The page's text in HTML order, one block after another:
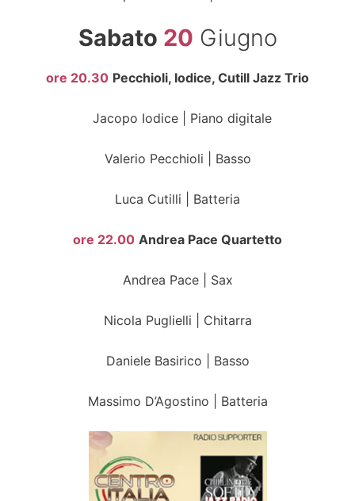
Sabato 20 Giugno
ore 20.30 Pecchioli, Iodice, Cutill Jazz Trio
Jacopo Iodice | Piano digitale
Valerio Pecchioli | Basso
Luca Cutilli | Batteria
ore 22.00 Andrea Pace Quartetto
Andrea Pace | Sax
Nicola Puglielli | Chitarra
Daniele Basirico | Basso
Massimo D’Agostino | Batteria